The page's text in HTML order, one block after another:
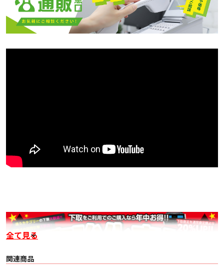
全て見る
関連商品